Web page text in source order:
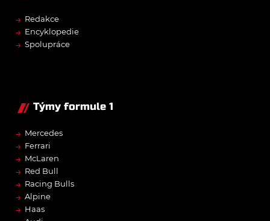
→ Redakce
→ Encyklopedie
→ Spolupráce
Týmy formule 1
→ Mercedes
→ Ferrari
→ McLaren
→ Red Bull
→ Racing Bulls
→ Alpine
→ Haas